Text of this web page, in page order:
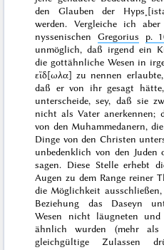
den Glauben der
werden. Vergleiche ich
nyssenischen Gregorius p.
unmöglich, daß irgend ein
die gottähnliche Wesen in
εἴδ[ωλα] zu nennen erlaubte
daß er von ihr gesagt hätte,
unterscheide, sey, daß sie
nicht als Vater anerkennen;
von den Muhammedanern,
Dinge von den Christen
unbedenklich von den Juden
sagen. DieseStelle erhebt
Augen zu dem Range reiner
die Möglichkeit
Beziehung das Daseyn
Wesen nicht läugneten
ähnlich wurden (mehr als
gleichgültige Zulassen